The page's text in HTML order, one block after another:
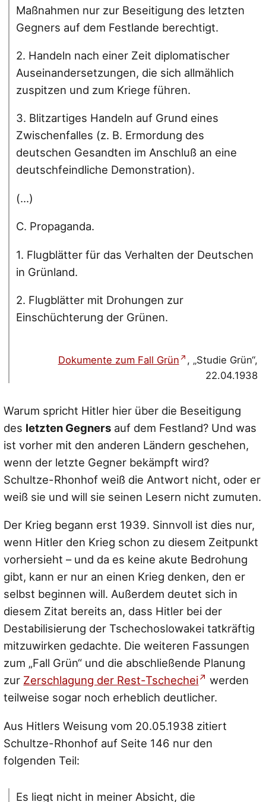
Maßnahmen nur zur Beseitigung des letzten
Gegners auf dem Festlande berechtigt.
2. Handeln nach einer Zeit diplomatischer
Auseinandersetzungen, die sich allmählich
zuspitzen und zum Kriege führen.
3. Blitzartiges Handeln auf Grund eines
Zwischenfalles (z. B. Ermordung des
deutschen Gesandten im Anschluß an eine
deutschfeindliche Demonstration).
(...)
C. Propaganda.
1. Flugblätter für das Verhalten der Deutschen
in Grünland.
2. Flugblätter mit Drohungen zur
Einschüchterung der Grünen.
Dokumente zum Fall Grün
, „Studie Grün“,
22.04.1938
Warum spricht Hitler hier über die Beseitigung
des letzten Gegners auf dem Festland? Und was
ist vorher mit den anderen Ländern geschehen,
wenn der letzte Gegner bekämpft wird?
Schultze-Rhonhof weiß die Antwort nicht, oder er
weiß sie und will sie seinen Lesern nicht zumuten.
Der Krieg begann erst 1939. Sinnvoll ist dies nur,
wenn Hitler den Krieg schon zu diesem Zeitpunkt
vorhersieht – und da es keine akute Bedrohung
gibt, kann er nur an einen Krieg denken, den er
selbst beginnen will. Außerdem deutet sich in
diesem Zitat bereits an, dass Hitler bei der
Destabilisierung der Tschechoslowakei tatkräftig
mitzuwirken gedachte. Die weiteren Fassungen
zum „Fall Grün“ und die abschließende Planung
zur Zerschlagung der Rest-Tschechei
werden
teilweise sogar noch erheblich deutlicher.
Aus Hitlers Weisung vom 20.05.1938 zitiert
Schultze-Rhonhof auf Seite 146 nur den
folgenden Teil:
Es liegt nicht in meiner Absicht, die